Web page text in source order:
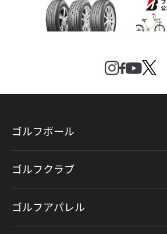
ゴルフボール
ゴルフクラブ
ゴルフアパレル